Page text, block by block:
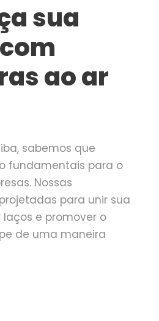
sua
ao ar
, sabemos que
o fundamentais para o
. Nossas
projetadas para unir sua
laços e promover o
de uma maneira